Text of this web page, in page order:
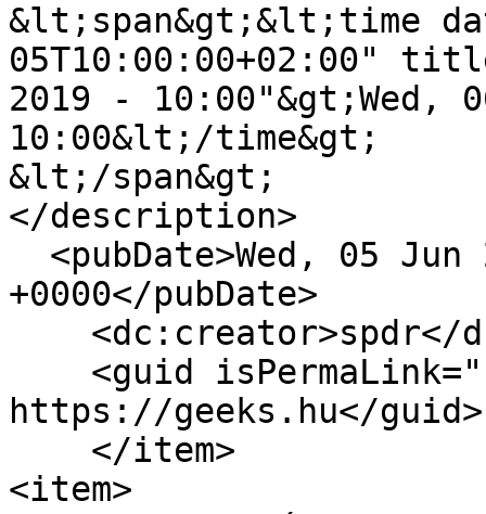
&lt;span&gt;&lt;time
05T10:00:00+02:00"
2019 - 10:00"&gt;Wed,
10:00&lt;/time&gt;
&lt;/span&gt;
</description>
+0000</pubDate>
https://geeks.hu</guid>
<item>